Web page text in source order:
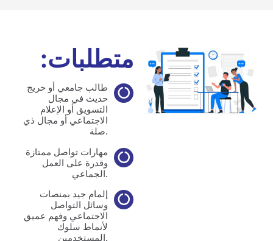
متطلبات:
طالب جامعي أو خريج
حديث في مجال
التسويق أو الإعلام
الاجتماعي أو مجال ذي
صلة.
مهارات تواصل ممتازة
وقدرة على العمل
الجماعي.
إلمام جيد بمنصات
وسائل التواصل
الاجتماعي وفهم عميق
لأنماط سلوك
المستخدمين.